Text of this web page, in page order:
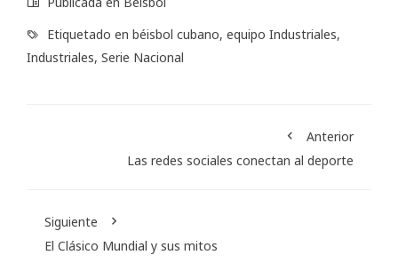
Etiquetado en béisbol cubano, equipo Industriales,
Industriales, Serie Nacional
Anterior
Las redes sociales conectan al deporte
Siguiente
El Clásico Mundial y sus mitos